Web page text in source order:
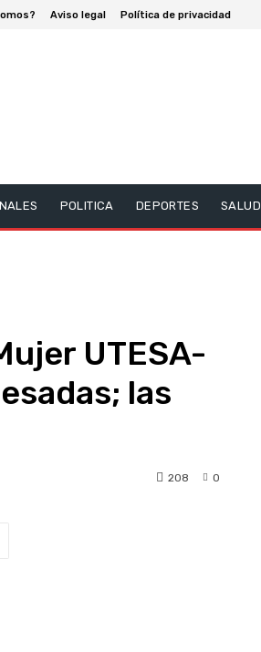
Aviso legal Política de privacidad
POLITICA DEPORTES SALUD
UTESA-
las
0
208